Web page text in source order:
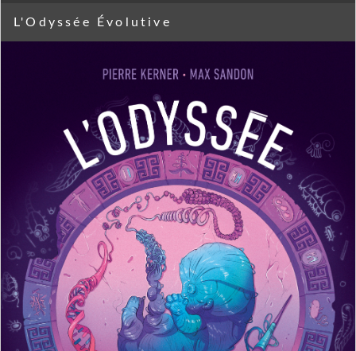
L'Odyssée Évolutive